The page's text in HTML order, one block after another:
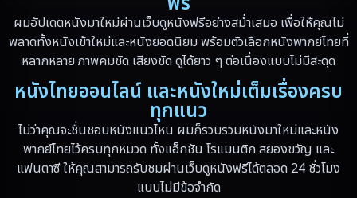
Family ครอบครัว
Fantasy จินตนาการ (5)
Fantasy แฟนตาซี (4)
ผมอัปเดตหนังมาใหม่ผ่านเว็บดูหนังฟรีอย่างสม่ำเสมอ เพื่อให้คุณไม่
พลาดทั้งหนังเข้าใหม่และหนังยอดนิยม พร้อมตัวเลือกหนังพากย์ไทยที่
หลากหลาย ภาพคมชัด เสียงชัด ดูได้ยาว ๆ ต่อเนื่องแบบไม่มีสะดุด
หนังไทยออนไลน์ และหนังใหม่เต็มเรื่องครบ
ทุกแนว
ไม่ว่าคุณจะชื่นชอบหนังแนวไหน ผมก็รวบรวมหนังมาใหม่และหนัง
พากย์ไทยไว้ครบทุกหมวด ทั้งแอ็กชัน โรแมนติก สยองขวัญ และ
แฟนตาซี ให้คุณสามารถรับชมผ่านเว็บดูหนังฟรีได้ตลอด 24 ชั่วโมง
แบบไม่มีข้อจำกัด